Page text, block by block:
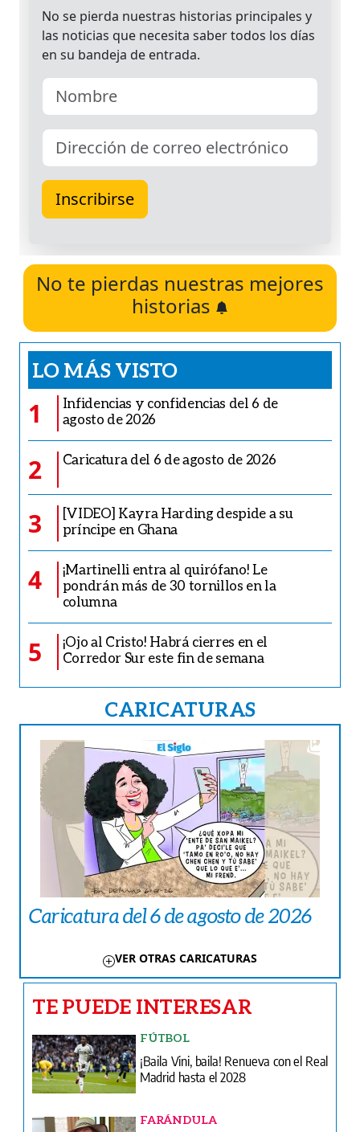
No te pierdas nuestras mejores
historias
LO MÁS VISTO
1
Infidencias y confidencias del 6 de
agosto de 2026
2 Caricatura del 6 de agosto de 2026
3
[VIDEO] Kayra Harding despide a su
príncipe en Ghana
4
¡Martinelli entra al quirófano! Le
pondrán más de 30 tornillos en la
columna
5
¡Ojo al Cristo! Habrá cierres en el
Corredor Sur este fin de semana
CARICATURAS
Caricatura del 6 de agosto de 2026
VER OTRAS CARICATURAS
TE PUEDE INTERESAR
FÚTBOL
¡Baila Vini, baila! Renueva con el Real
Madrid hasta el 2028
FARÁNDULA